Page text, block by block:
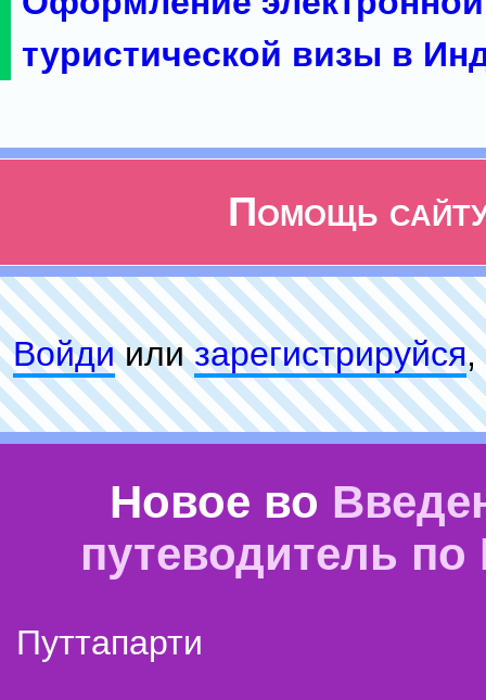
туристической визы в
Помощь
Войдиилизарeгиcтpируйся,
Новое во
путеводитель
Путтапарти